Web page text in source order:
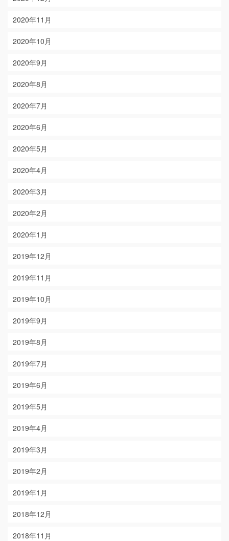
2020年11月
2020年10月
2020年9月
2020年8月
2020年7月
2020年6月
2020年5月
2020年4月
2020年3月
2020年2月
2020年1月
2019年12月
2019年11月
2019年10月
2019年9月
2019年8月
2019年7月
2019年6月
2019年5月
2019年4月
2019年3月
2019年2月
2019年1月
2018年12月
2018年11月